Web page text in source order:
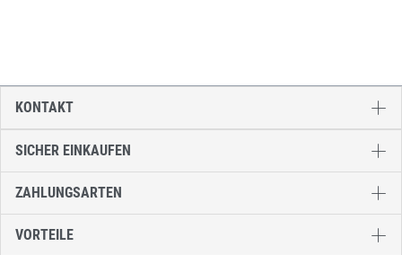
SICHER EINKAUFEN
ZAHLUNGSARTEN
VORTEILE
KONTAKT